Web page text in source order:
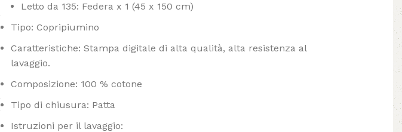
Letto da 135: Federa x 1 (45 x 150 cm)
Tipo: Copripiumino
Caratteristiche: Stampa digitale di alta qualità, alta resistenza al
lavaggio.
Composizione: 100 % cotone
Tipo di chiusura: Patta
Istruzioni per il lavaggio: